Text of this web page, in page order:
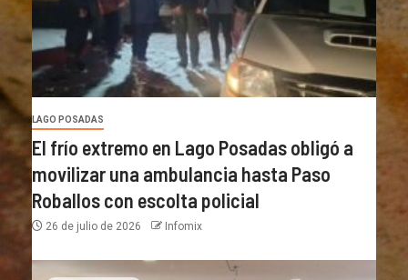
LAGO POSADAS
El frío extremo en Lago Posadas obligó a
movilizar una ambulancia hasta Paso
Roballos con escolta policial
26 de julio de 2026 Infomix